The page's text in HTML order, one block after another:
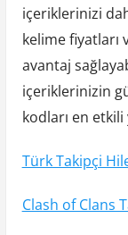
içeriklerinizi
kelime fiyatları
avantaj
içeriklerinizin
kodları en
Türk Takipçi
Clash of Clans